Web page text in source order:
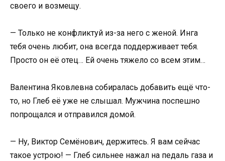
своего и возмещу.
— Только не конфликтуй из-за него с женой. Инга
тебя очень любит, она всегда поддерживает тебя.
Просто он её отец… Ей очень тяжело со всем этим…
Валентина Яковлевна собиралась добавить ещё что-
то, но Глеб её уже не слышал. Мужчина поспешно
попрощался и отправился домой.
— Ну, Виктор Семёнович, держитесь. Я вам сейчас
такое устрою! — Глеб сильнее нажал на педаль газа и